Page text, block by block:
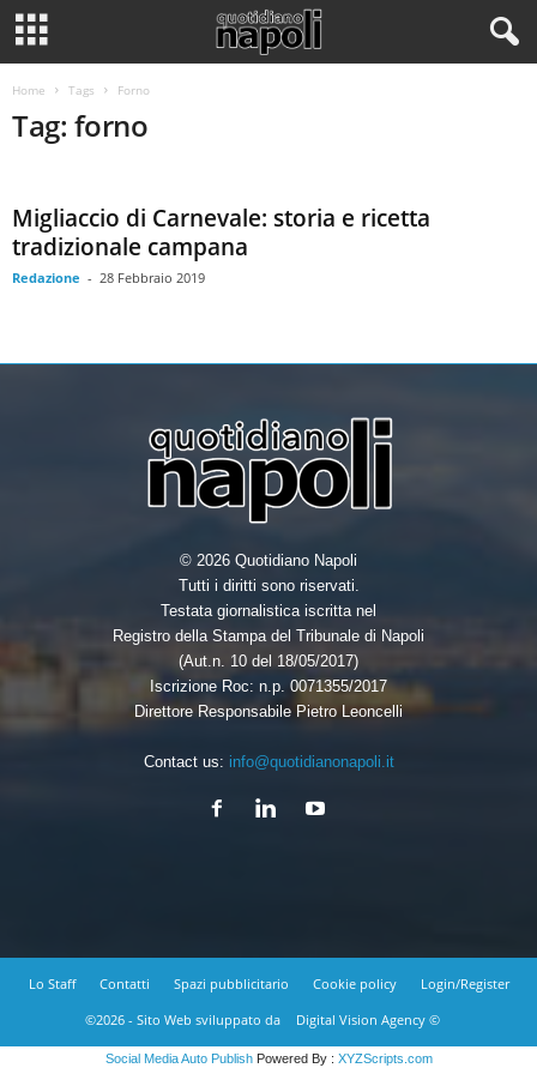
Home Tags Forno
Tag: forno
Migliaccio di Carnevale: storia e ricetta
tradizionale campana
Redazione - 28 Febbraio 2019
© 2026 Quotidiano Napoli
Tutti i diritti sono riservati.
Testata giornalistica iscritta nel
Registro della Stampa del Tribunale di Napoli
(Aut.n. 10 del 18/05/2017)
Iscrizione Roc: n.p. 0071355/2017
Direttore Responsabile Pietro Leoncelli
Contact us: info@quotidianonapoli.it
Lo Staff Contatti Spazi pubblicitario Cookie policy
Login/Register
©2026 - Sito Web sviluppato da
Digital Vision Agency ©
Social Media Auto PublishPowered By : XYZScripts.com